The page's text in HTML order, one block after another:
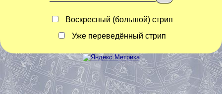
Воскресный (большой) стрип
Уже переведённый стрип